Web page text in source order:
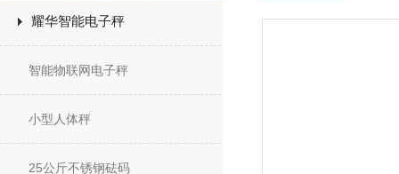
耀华智能电子秤
智能物联网电子秤
小型人体秤
25公斤不锈钢砝码